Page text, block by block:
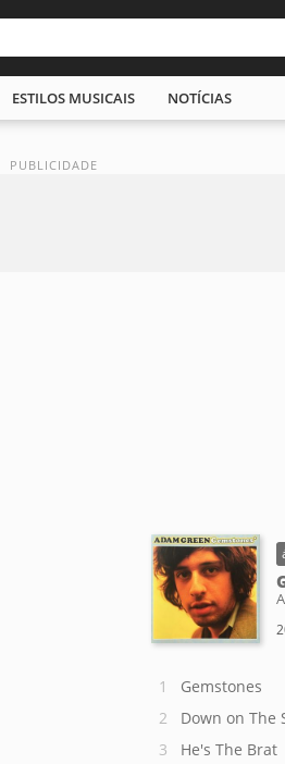
ESTILOS MUSICAIS NOTÍCIAS
Gemstones
Down on The
He's The Brat